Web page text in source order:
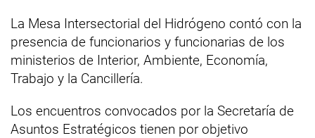
La Mesa Intersectorial del Hidrógeno contó con la
presencia de funcionarios y funcionarias de los
ministerios de Interior, Ambiente, Economía,
Trabajo y la Cancillería.
Los encuentros convocados por la Secretaría de
Asuntos Estratégicos tienen por objetivo